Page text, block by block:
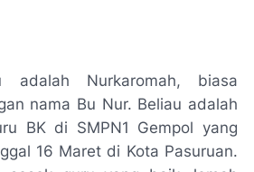
adalah Nurkaromah, biasa
nama Bu Nur. Beliau adalah
BK di SMPN1 Gempol yang
16 Maret di Kota Pasuruan.